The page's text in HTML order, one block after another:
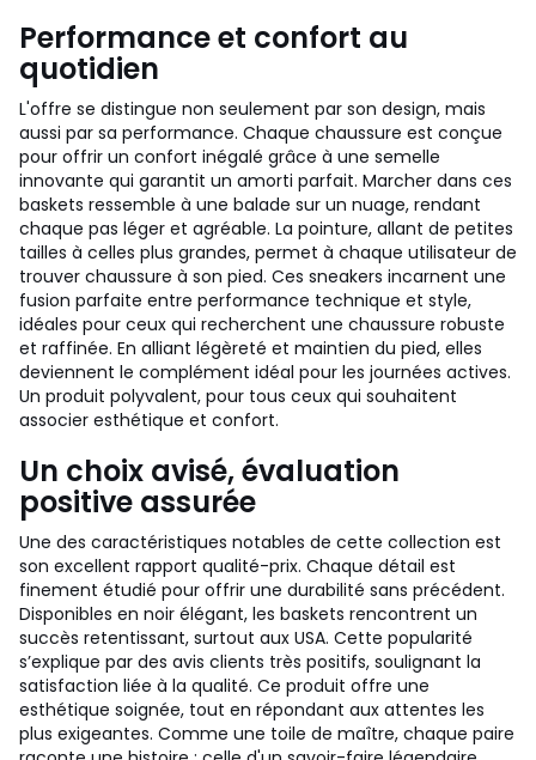
Performance et confort au
quotidien
L'offre se distingue non seulement par son design, mais
aussi par sa performance. Chaque chaussure est conçue
pour offrir un confort inégalé grâce à une semelle
innovante qui garantit un amorti parfait. Marcher dans ces
baskets ressemble à une balade sur un nuage, rendant
chaque pas léger et agréable. La pointure, allant de petites
tailles à celles plus grandes, permet à chaque utilisateur de
trouver chaussure à son pied. Ces sneakers incarnent une
fusion parfaite entre performance technique et style,
idéales pour ceux qui recherchent une chaussure robuste
et raffinée. En alliant légèreté et maintien du pied, elles
deviennent le complément idéal pour les journées actives.
Un produit polyvalent, pour tous ceux qui souhaitent
associer esthétique et confort.
Un choix avisé, évaluation
positive assurée
Une des caractéristiques notables de cette collection est
son excellent rapport qualité-prix. Chaque détail est
finement étudié pour offrir une durabilité sans précédent.
Disponibles en noir élégant, les baskets rencontrent un
succès retentissant, surtout aux USA. Cette popularité
s’explique par des avis clients très positifs, soulignant la
satisfaction liée à la qualité. Ce produit offre une
esthétique soignée, tout en répondant aux attentes les
plus exigeantes. Comme une toile de maître, chaque paire